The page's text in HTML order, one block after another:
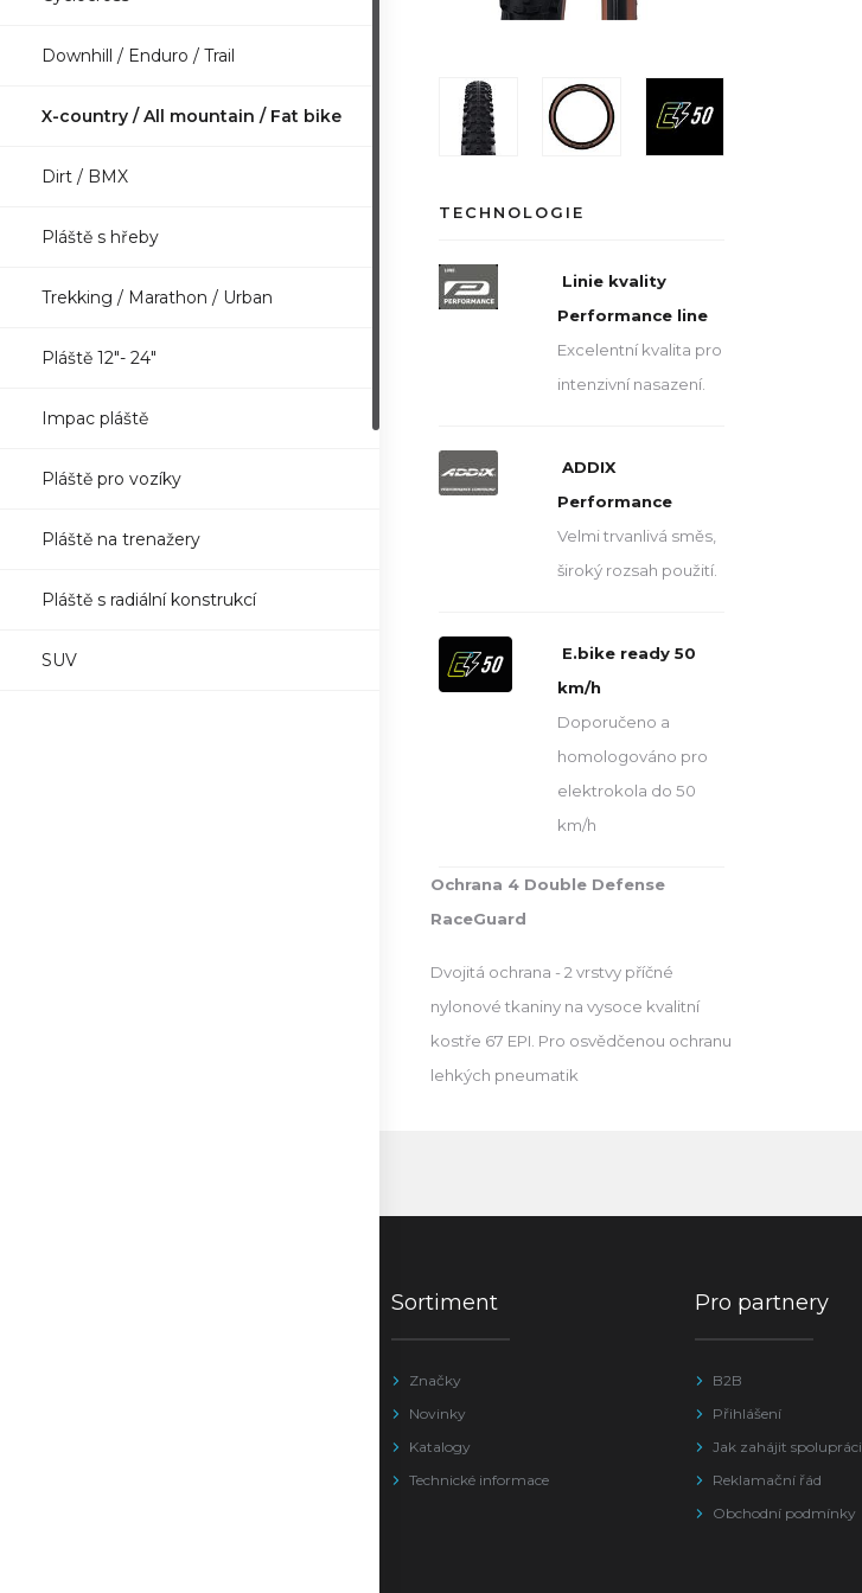
Downhill / Enduro / Trail
X-country / All mountain / Fat bike
Dirt / BMX
Pláště s hřeby
Trekking / Marathon / Urban
Pláště 12"- 24"
Impac pláště
Pláště pro vozíky
Pláště na trenažery
Pláště s radiální konstrukcí
SUV
TECHNOLOGIE
Linie kvality
Performance line
Excelentní kvalita pro
intenzivní nasazení.
ADDIX
Performance
Velmi trvanlivá směs,
široký rozsah použití.
E.bike ready 50
km/h
Doporučeno a
homologováno pro
elektrokola do 50
km/h
Ochrana 4 Double Defense
RaceGuard
Dvojitá ochrana - 2 vrstvy příčné
nylonové tkaniny na vysoce kvalitní
kostře 67 EPI. Pro osvědčenou ochranu
lehkých pneumatik
Sortiment
Značky
Novinky
Katalogy
Technické informace
Pro partnery
B2B
Přihlášení
Jak zahájit spolupráci
Reklamační řád
Obchodní podmínky